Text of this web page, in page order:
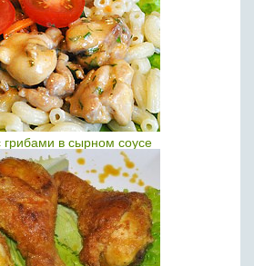
грибами в сырном соусе